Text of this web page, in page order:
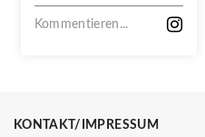
VERPASSEN!
Kommentieren...
KONTAKT/IMPRESSUM